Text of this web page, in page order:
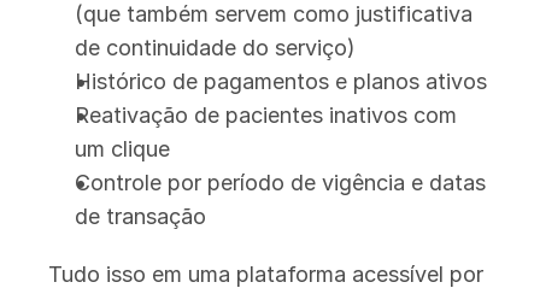
(que também servem como justificativa
de continuidade do serviço)
Histórico de pagamentos e planos ativos
Reativação de pacientes inativos com
um clique
Controle por período de vigência e datas
de transação
Tudo isso em uma plataforma acessível por